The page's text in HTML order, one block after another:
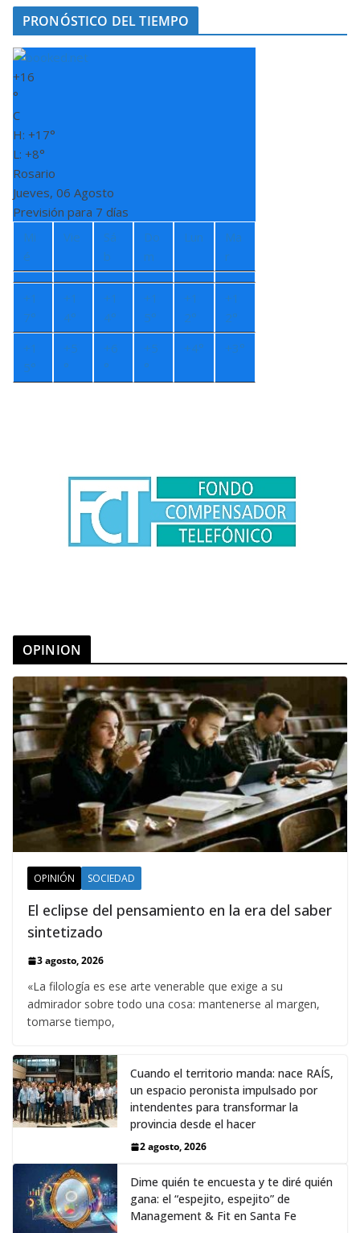
PRONÓSTICO DEL TIEMPO
+16
°
C
H: +17°
L: +8°
Rosario
Jueves, 06 Agosto
Previsión para 7 días
Mi
é
Vie
Sá
b
Do
m
Lun
Ma
r
+1
7°
+1
4°
+1
4°
+1
5°
+1
2°
+1
2°
+1
5°
+5
°
+6
°
+5
°
+4° +3°
OPINION
OPINIÓN SOCIEDAD
El eclipse del pensamiento en la era del saber
sintetizado
3 agosto, 2026
«La filología es ese arte venerable que exige a su
admirador sobre todo una cosa: mantenerse al margen,
tomarse tiempo,
Cuando el territorio manda: nace RAÍS,
un espacio peronista impulsado por
intendentes para transformar la
provincia desde el hacer
2 agosto, 2026
Dime quién te encuesta y te diré quién
gana: el “espejito, espejito” de
Management & Fit en Santa Fe